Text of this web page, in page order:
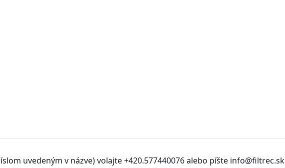
uvedeným v názve) volajte +420.577440076 alebo píšte info@filtrec.sk